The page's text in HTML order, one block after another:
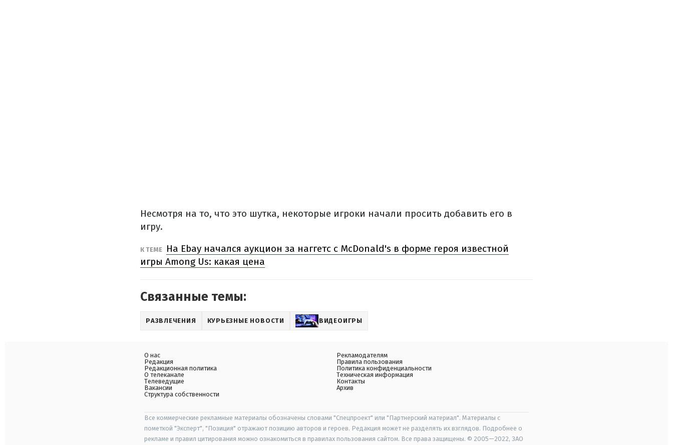
Несмотря на то, что это шутка, некоторые игроки начали просить добавить его в
игру.
К ТЕМЕ
На Ebay начался аукцион за наггетс с McDonald's в форме героя известной
игры Among Us: какая цена
Связанные темы:
РАЗВЛЕЧЕНИЯ КУРЬЕЗНЫЕ НОВОСТИ ВИДЕОИГРЫ
О нас
Редакция
Редакционная политика
О телеканале
Телеведущие
Вакансии
Структура собственности
Рекламодателям
Правила пользования
Политика конфиденциальности
Техническая информация
Контакты
Архив
Все коммерческие рекламные материалы обозначены словами "Спецпроект" или "Партнерский материал". Материалы с
пометкой "Эксперт", "Позиция" отражают позицию авторов и героев. Редакция может не разделять их взглядов. Подробнее о
рекламе и правил цитирования можно ознакомиться в правилах пользования сайтом. Все права защищены. © 2005—2022, ЗАО